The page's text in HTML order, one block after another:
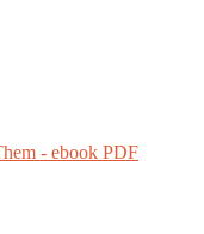
- ebook PDF